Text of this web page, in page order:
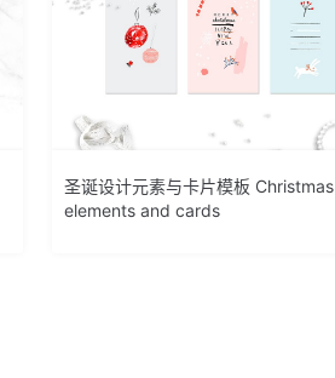
圣诞设计元素与卡片模板 Christmas
elements and cards